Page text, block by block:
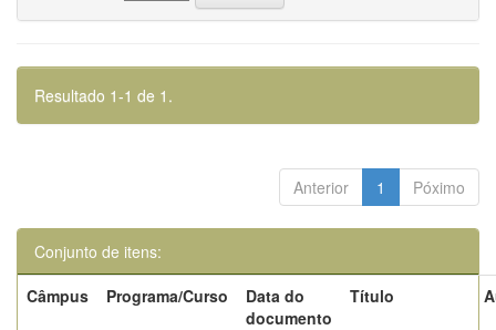
Resultado 1-1 de 1.
Anterior 1 Póximo
Conjunto de itens:
Câmpus
Programa/Curso
Data do
documento
Título